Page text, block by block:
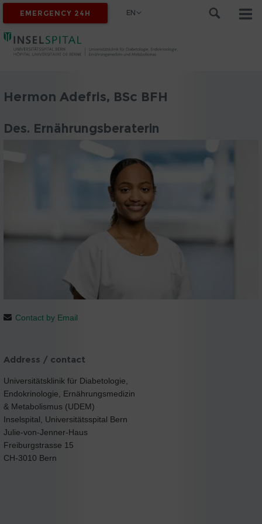
EMERGENCY 24H EN
Hermon Adefris, BSc BFH
Des. Ernährungsberaterin
Contact by Email
Address / contact
Universitätsklinik für Diabetologie,
Endokrinologie, Ernährungsmedizin
& Metabolismus (UDEM)
Inselspital, Universitätsspital Bern
Julie-von-Jenner-Haus
Freiburgstrasse 15
CH-3010 Bern